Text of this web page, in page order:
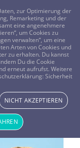
0800-8478266
zur Optimierung der
Remarketing und der
eine angenehmere
um Cookies zu
verwalten“, um eine
Arten von Cookies und
zu erhalten. Du kannst
Du die Cookie
erneut aufrufst. Weitere
Sicherheit
NICHT AKZEPTIEREN